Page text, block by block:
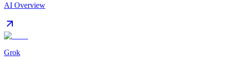
AI Overview
Grok